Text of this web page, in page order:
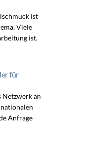
ist
Viele
ist.
für
Netzwerk an
Anfrage